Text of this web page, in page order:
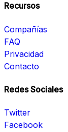
Recursos
Compañías
FAQ
Privacidad
Contacto
Redes Sociales
Twitter
Facebook